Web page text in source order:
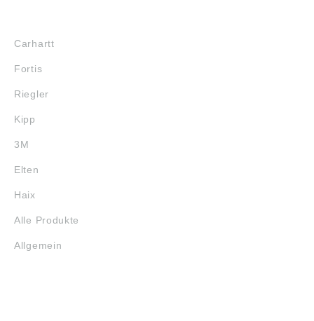
Carhartt
Fortis
Riegler
Kipp
3M
Elten
Haix
Alle Produkte
Allgemein